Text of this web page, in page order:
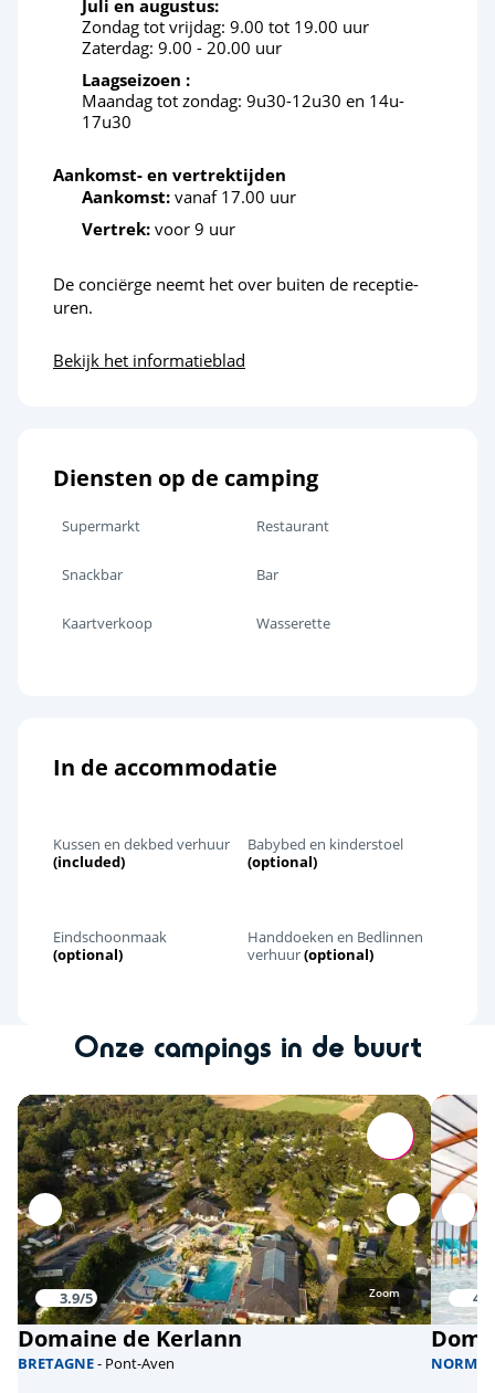
Juli en augustus:
Zondag tot vrijdag: 9.00 tot 19.00 uur
Zaterdag: 9.00 - 20.00 uur
Laagseizoen :
Maandag tot zondag: 9u30-12u30 en 14u-
17u30
Aankomst- en vertrektijden
Aankomst: vanaf 17.00 uur
Vertrek: voor 9 uur
De conciërge neemt het over buiten de receptie-
uren.
Bekijk het informatieblad
Diensten op de camping
Supermarkt Restaurant
Snackbar Bar
Kaartverkoop Wasserette
In de accommodatie
Kussen en dekbed verhuur
(included)
Babybed en kinderstoel
(optional)
Eindschoonmaak
(optional)
Handdoeken en Bedlinnen
verhuur(optional)
Onze campings in de buurt
3.9/5 Zoom
Domaine de Kerlann
BRETAGNE- Pont-Aven
4/5